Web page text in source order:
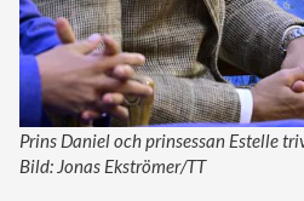
Prins Daniel och prinsessan Estelle
Bild: Jonas Ekströmer/TT